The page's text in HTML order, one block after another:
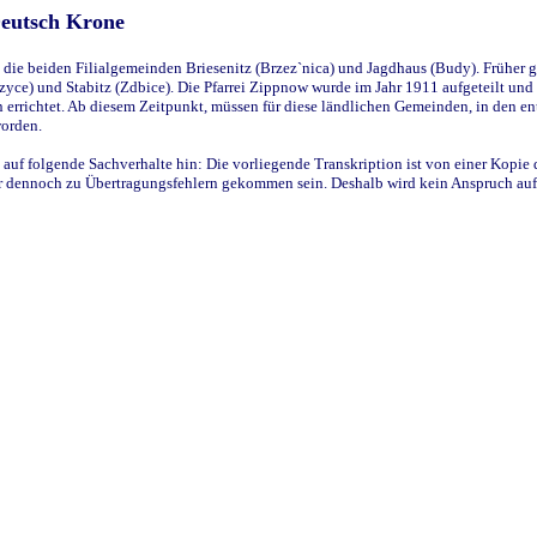
Krone
beiden Filialgemeinden Briesenitz (Brzez`nica) und Jagdhaus (Budy). Früher
und Stabitz (Zdbice). Die Pfarrei Zippnow wurde im Jahr 1911 aufgeteilt
Ab diesem Zeitpunkt, müssen für diese ländlichen Gemeinden, in den
folgende Sachverhalte hin: Die vorliegende Transkription ist von einer
zu Übertragungsfehlern gekommen sein. Deshalb wird kein Anspruch